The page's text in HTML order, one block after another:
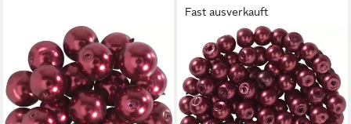
PRACHT
Bastelperlen ignore, 25 Stück
6,29 €
lieferbar - in 3-4 Werktagen bei dir
+12
Fast ausverkauft
PRACHT
Bastelperlen ignore, Ø 4 mm,
100 Stk.
6,39 €
lieferbar - in 3-4 Werktagen bei dir